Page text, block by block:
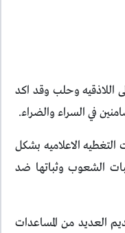
اللاذقيه وحلب وقد اكد
في السراء والضراء.
التغطيه الاعلاميه بشكل
الشعوب وثباتها ضد
العديد من المساعدات